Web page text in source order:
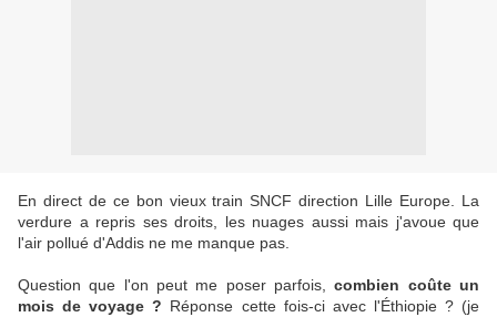
En direct de ce bon vieux train SNCF direction Lille Europe. La
verdure a repris ses droits, les nuages aussi mais j'avoue que
l'air pollué d'Addis ne me manque pas.
Question que l'on peut me poser parfois,combien coûte un
mois de voyage ? Réponse cette fois-ci avec l'Éthiopie ? (je